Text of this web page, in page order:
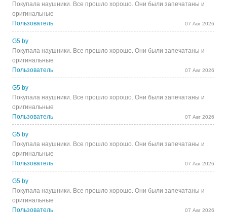
Покупала наушники. Все прошло хорошо. Они были запечатаны и
оригинальные
Пользователь
07 Авг 2026
G5 by
Покупала наушники. Все прошло хорошо. Они были запечатаны и
оригинальные
Пользователь
07 Авг 2026
G5 by
Покупала наушники. Все прошло хорошо. Они были запечатаны и
оригинальные
Пользователь
07 Авг 2026
G5 by
Покупала наушники. Все прошло хорошо. Они были запечатаны и
оригинальные
Пользователь
07 Авг 2026
G5 by
Покупала наушники. Все прошло хорошо. Они были запечатаны и
оригинальные
Пользователь
07 Авг 2026